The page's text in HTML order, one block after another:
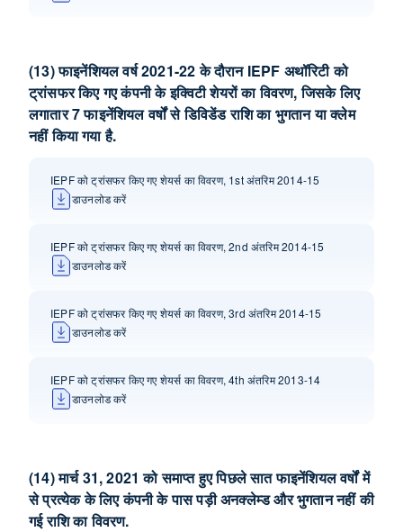
(13) फाइनेंशियल वर्ष 2021-22 के दौरान IEPF अथॉरिटी को
ट्रांसफर किए गए कंपनी के इक्विटी शेयरों का विवरण, जिसके लिए
लगातार 7 फाइनेंशियल वर्षों से डिविडेंड राशि का भुगतान या क्लेम
नहीं किया गया है.
IEPF को ट्रांसफर किए गए शेयर्स का विवरण, 1st अंतरिम 2014-15
डाउनलोड करें
IEPF को ट्रांसफर किए गए शेयर्स का विवरण, 2nd अंतरिम 2014-15
डाउनलोड करें
IEPF को ट्रांसफर किए गए शेयर्स का विवरण, 3rd अंतरिम 2014-15
डाउनलोड करें
IEPF को ट्रांसफर किए गए शेयर्स का विवरण, 4th अंतरिम 2013-14
डाउनलोड करें
(14) मार्च 31, 2021 को समाप्त हुए पिछले सात फाइनेंशियल वर्षों में
से प्रत्येक के लिए कंपनी के पास पड़ी अनक्‍लेम्‍ड और भुगतान नहीं की
गई राशि का विवरण.